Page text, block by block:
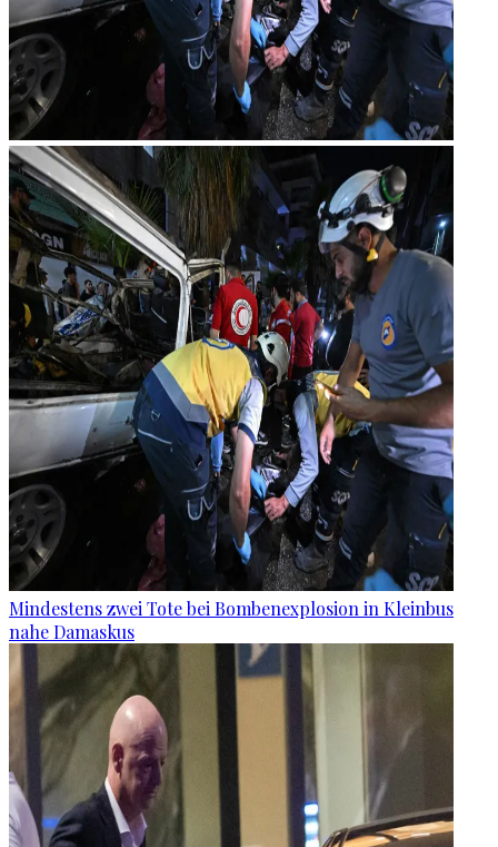
Mindestens zwei Tote bei Bombenexplosion in Kleinbus
nahe Damaskus